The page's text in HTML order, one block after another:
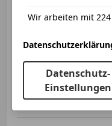
08/2016 181 646
Wir arbeiten mit
Datenschutz-
Einstellungen